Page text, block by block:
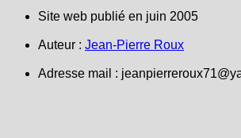
Site web publié en juin 2005
Auteur : Jean-Pierre Roux
Adresse mail :